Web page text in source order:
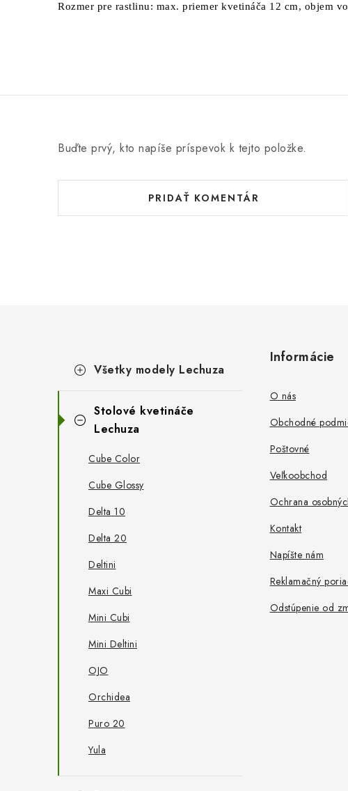
Rozmer pre rastlinu: max. priemer kvetináča 12 cm, objem
Buďte prvý, kto napíše príspevok k tejto položke.
PRIDAŤ KOMENTÁR
kategórie
g
ó
Všetky modely Lechuza
Stolové kvetináče
Lechuza
Cube Color
Cube Glossy
Delta 10
Delta 20
Deltini
Maxi Cubi
Mini Cubi
Mini Deltini
OJO
Orchidea
Puro 20
Yula
Informácie
O nás
Obchodné
Poštovné
Veľkoobchod
Ochrana
Kontakt
Napíšte nám
Reklamačný
Odstúpenie od